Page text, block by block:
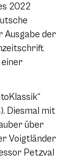
2022
Ausgabe der
Diesmal mit
über
Voigtländer
Petzval